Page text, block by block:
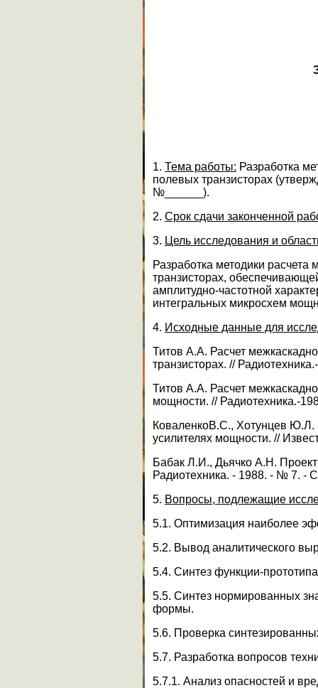
1. Тема работы: Разработка
полевых транзисторах
№______).
2. Срок сдачи законченной
3. Цель исследования и
Разработка методики
транзисторах,
амплитудно-частотной
интегральных микросхем
4. Исходные данные для
Титов А.А. Расчет
транзисторах. //
Титов А.А. Расчет
мощности. // Радиотехника.-
КоваленкоВ.С., Хотунцев Ю.Л.
усилителях мощности. //
Бабак Л.И., Дьячко А.Н.
Радиотехника. - 1988. - № 7. -
5. Вопросы, подлежащие
5.1. Оптимизация наиболее
5.2. Вывод аналитического
5.4. Синтез функции-
5.5. Синтез нормированных
формы.
5.6. Проверка
5.7. Разработка вопросов
5.7.1. Анализ опасностей и